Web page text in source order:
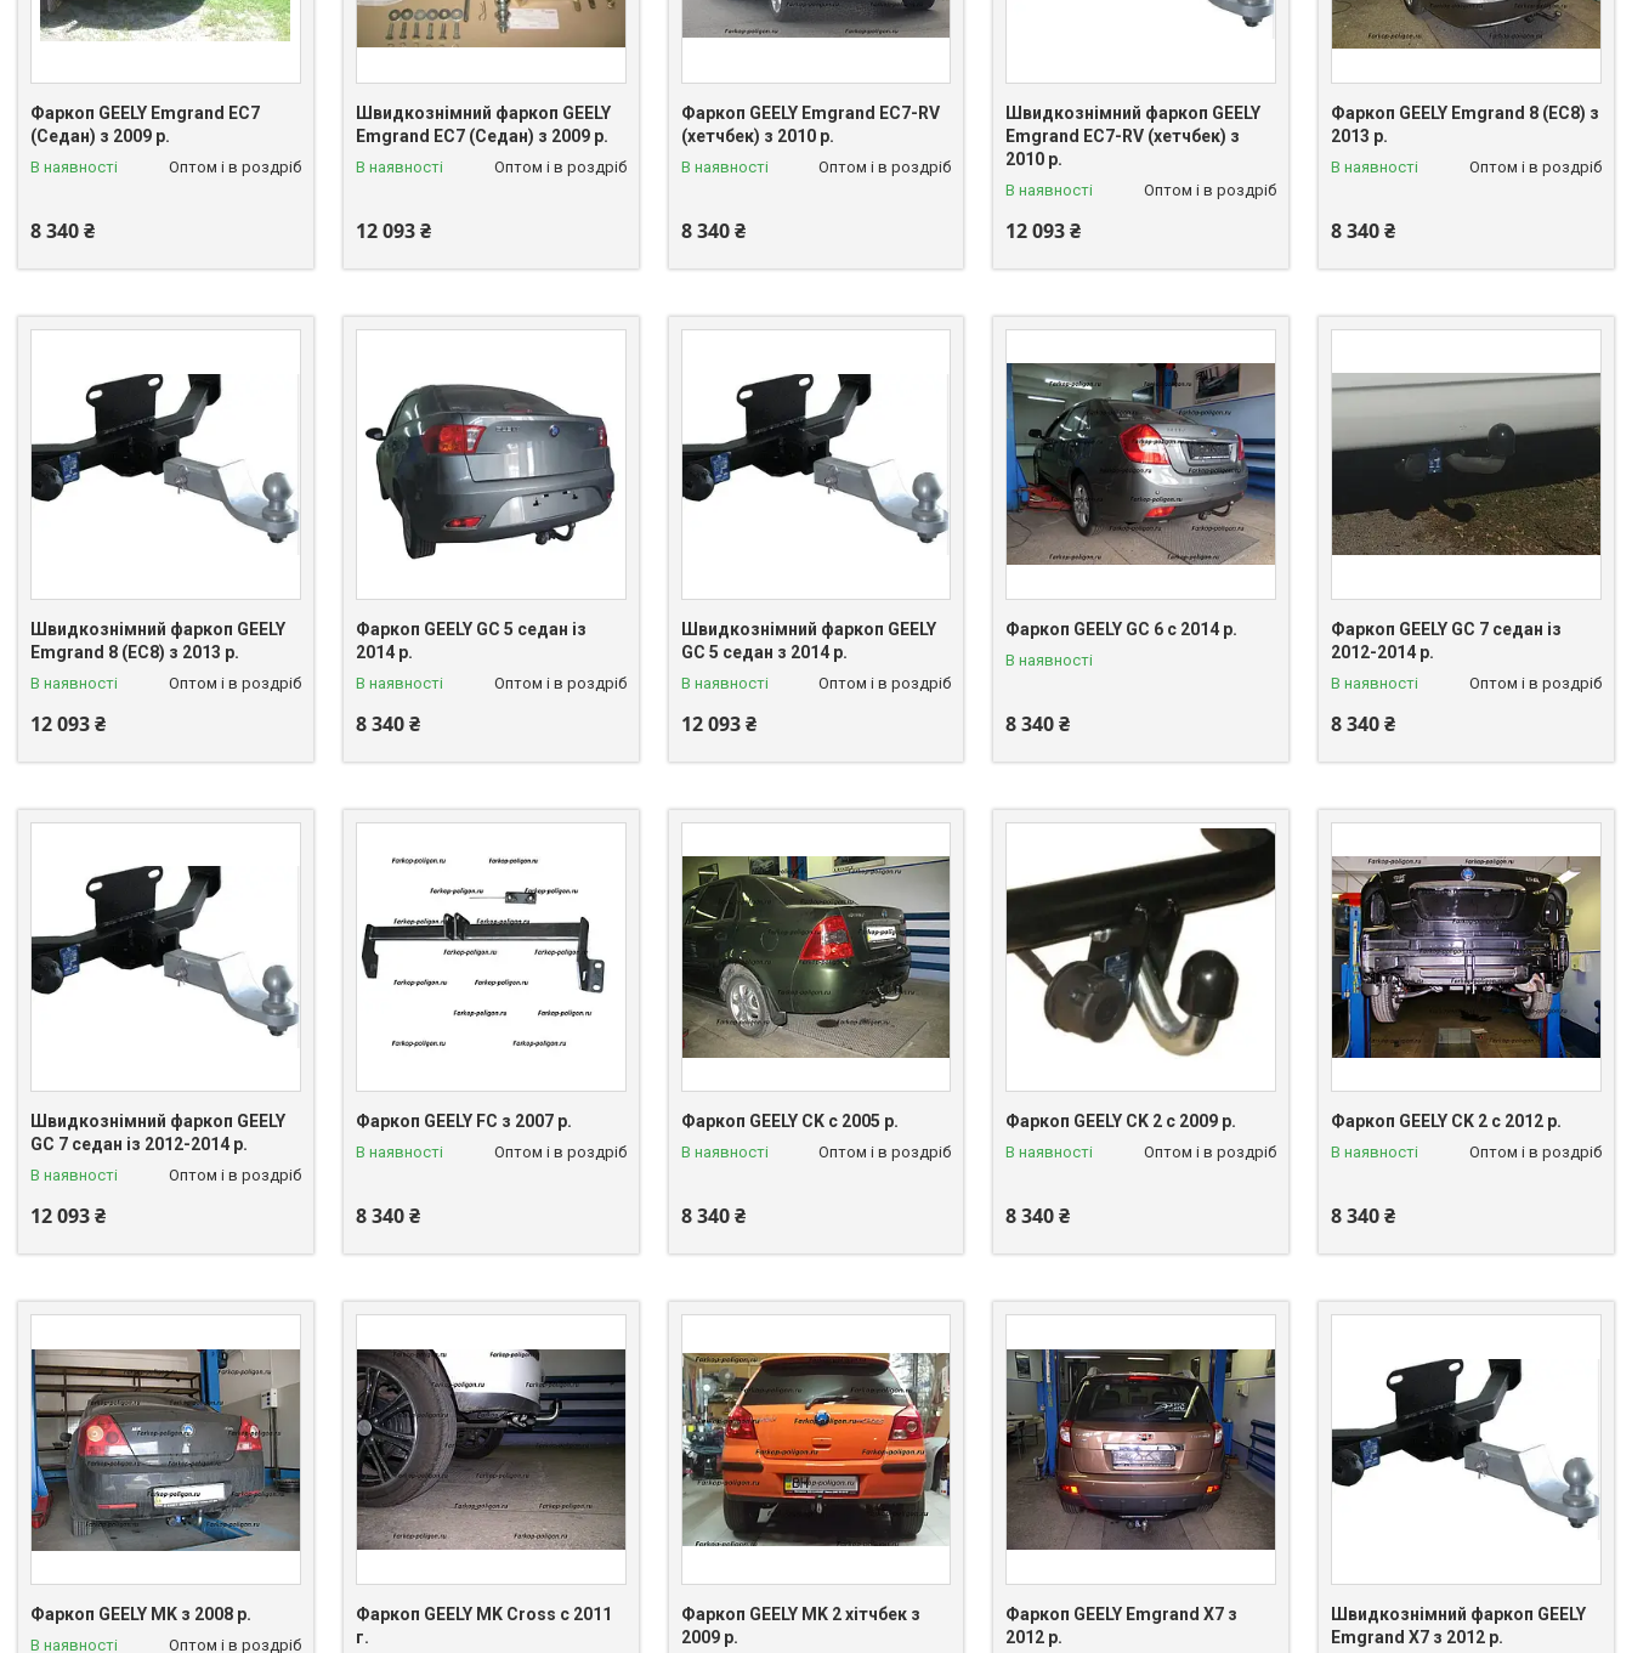
Фаркоп GEELY Emgrand EC7
(Седан) з 2009 р.
В наявності Оптом і в роздріб
8 340 ₴
Швидкознімний фаркоп GEELY
Emgrand EC7 (Седан) з 2009 р.
В наявності Оптом і в роздріб
12 093 ₴
Фаркоп GEELY Emgrand EC7-RV
(хетчбек) з 2010 р.
В наявності Оптом і в роздріб
8 340 ₴
Швидкознімний фаркоп GEELY
Emgrand EC7-RV (хетчбек) з
2010 р.
В наявності Оптом і в роздріб
12 093 ₴
Фаркоп GEELY Emgrand 8 (EC8) з
2013 р.
В наявності Оптом і в роздріб
8 340 ₴
Швидкознімний фаркоп GEELY
Emgrand 8 (EC8) з 2013 р.
В наявності Оптом і в роздріб
12 093 ₴
Фаркоп GEELY GC 5 седан із
2014 р.
В наявності Оптом і в роздріб
8 340 ₴
Швидкознімний фаркоп GEELY
GC 5 седан з 2014 р.
В наявності Оптом і в роздріб
12 093 ₴
Фаркоп GEELY GC 6 с 2014 р.
В наявності
8 340 ₴
Фаркоп GEELY GC 7 седан із
2012-2014 р.
В наявності Оптом і в роздріб
8 340 ₴
Швидкознімний фаркоп GEELY
GC 7 седан із 2012-2014 р.
В наявності Оптом і в роздріб
12 093 ₴
Фаркоп GEELY FC з 2007 р.
В наявності Оптом і в роздріб
8 340 ₴
Фаркоп GEELY CK c 2005 р.
В наявності Оптом і в роздріб
8 340 ₴
Фаркоп GEELY CK 2 c 2009 р.
В наявності Оптом і в роздріб
8 340 ₴
Фаркоп GEELY CK 2 c 2012 р.
В наявності Оптом і в роздріб
8 340 ₴
Фаркоп GEELY MK з 2008 р.
В наявності Оптом і в роздріб
Фаркоп GEELY MK Cross c 2011
г.
Фаркоп GEELY MK 2 хітчбек з
2009 р.
Фаркоп GEELY Emgrand X7 з
2012 р.
Швидкознімний фаркоп GEELY
Emgrand X7 з 2012 р.